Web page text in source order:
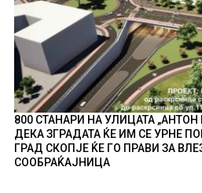
800 СТАНАРИ НА УЛИЦАТА
ДЕКА ЗГРАДАТА ЌЕ ИМ СЕ УРНЕ
ГРАД СКОПЈЕ ЌЕ ГО ПРАВИ ЗА
СООБРАЌАЈНИЦА